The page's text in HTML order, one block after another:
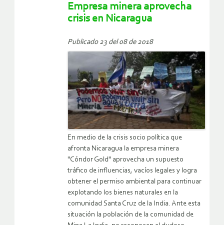
Empresa minera aprovecha
crisis en Nicaragua
Publicado 23 del 08 de 2018
En medio de la crisis socio política que
afronta Nicaragua la empresa minera
"Cóndor Gold" aprovecha un supuesto
tráfico de influencias, vacíos legales y logra
obtener el permiso ambiental para continuar
explotando los bienes naturales en la
comunidad Santa Cruz de la India. Ante esta
situación la población de la comunidad de